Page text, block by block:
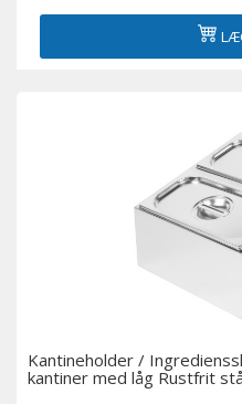
Kantineholder /
kantiner med låg Rustfrit